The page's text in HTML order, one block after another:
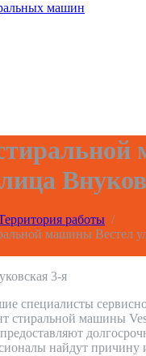
машин
работы /
машины Вестел
специалисты
стиральной машины
найдут причину